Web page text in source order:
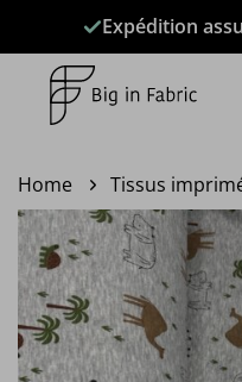
contenu
Expédition
Home Tissus